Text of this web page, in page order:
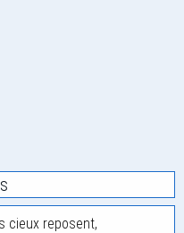
cieux reposent,